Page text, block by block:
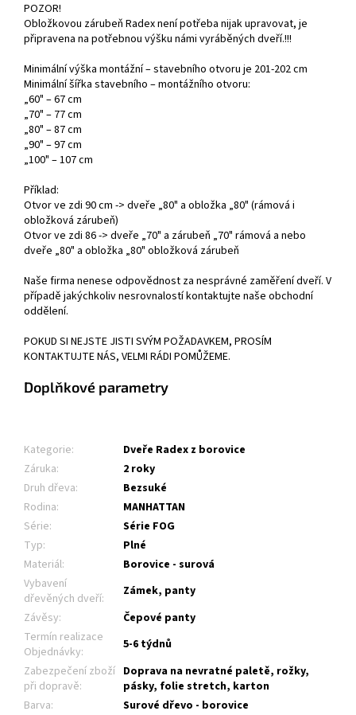
POZOR!
Obložkovou zárubeň Radex není potřeba nijak upravovat, je
připravena na potřebnou výšku námi vyráběných dveří.!!!
Minimální výška montážní – stavebního otvoru je 201-202 cm
Minimální šířka stavebního – montážního otvoru:
„60" – 67 cm
„70" – 77 cm
„80" – 87 cm
„90" – 97 cm
„100" – 107 cm
Příklad:
Otvor ve zdi 90 cm -> dveře „80" a obložka „80" (rámová i
obložková zárubeň)
Otvor ve zdi 86 -> dveře „70" a zárubeň „70" rámová a nebo
dveře „80" a obložka „80" obložková zárubeň
Naše firma nenese odpovědnost za nesprávné zaměření dveří. V
případě jakýchkoliv nesrovnalostí kontaktujte naše obchodní
oddělení.
POKUD SI NEJSTE JISTI SVÝM POŽADAVKEM, PROSÍM
KONTAKTUJTE NÁS, VELMI RÁDI POMŮŽEME.
Doplňkové parametry
Kategorie:
Dveře Radex z borovice
Záruka:
2 roky
Druh dřeva:
Bezsuké
Rodina:
MANHATTAN
Série:
Série FOG
Typ:
Plné
Materiál:
Borovice - surová
Vybavení
dřevěných dveří:
Zámek, panty
Závěsy:
Čepové panty
Termín realizace
Objednávky:
5-6 týdnů
Zabezpečení zboží
při dopravě:
Doprava na nevratné paletě, rožky,
pásky, folie stretch, karton
Barva: Surové dřevo - borovice